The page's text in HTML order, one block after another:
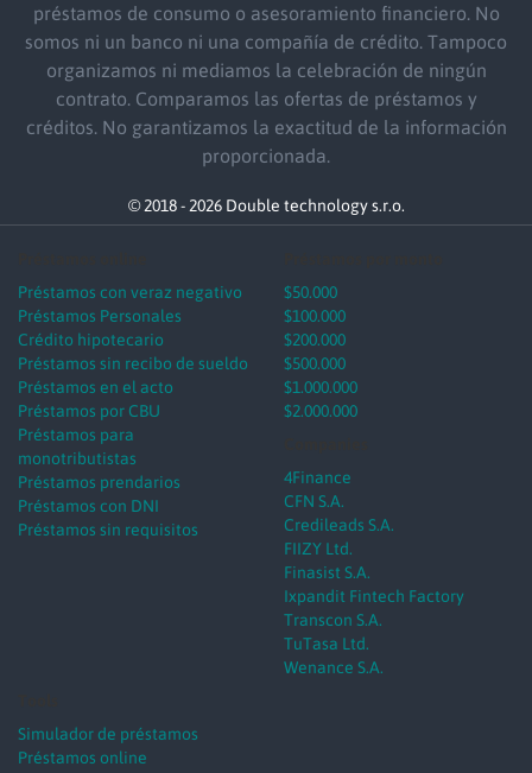
préstamos de consumo o asesoramiento financiero. No
somos ni un banco ni una compañía de crédito. Tampoco
organizamos ni mediamos la celebración de ningún
contrato. Comparamos las ofertas de préstamos y
créditos. No garantizamos la exactitud de la información
proporcionada.
© 2018 - 2026 Double technology s.r.o.
Préstamos con veraz negativo
Préstamos Personales
Crédito hipotecario
Préstamos sin recibo de sueldo
Préstamos en el acto
Préstamos por CBU
Préstamos para
monotributistas
Préstamos prendarios
Préstamos con DNI
Préstamos sin requisitos
$50.000
$100.000
$200.000
$500.000
$1.000.000
$2.000.000
4Finance
CFN S.A.
Credileads S.A.
FIIZY Ltd.
Finasist S.A.
Ixpandit Fintech Factory
Transcon S.A.
TuTasa Ltd.
Wenance S.A.
Simulador de préstamos
Préstamos online